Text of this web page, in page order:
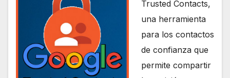
Trusted Contacts,
una herramienta
para los contactos
de confianza que
permite compartir